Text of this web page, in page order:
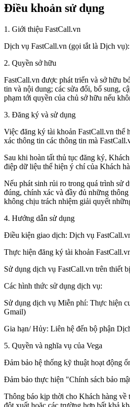
Điều khoản sử dụng
1. Giới thiệu FastCall.vn
Dịch vụ FastCall.vn (gọi tắt là Dịch
2. Quyền sở hữu
FastCall.vn được phát triển và sở hữu
tin và nội dung; các sửa đổi, bổ sung,
phạm tới quyền của chủ sở hữu nếu
3. Đăng ký và sử dụng
Việc đăng ký tài khoản FastCall.vn thể
xác thông tin các thông tin mà
Sau khi hoàn tất thủ tục đăng ký,
điệp dữ liệu thể hiện ý chí của Khách
Nếu phát sinh rủi ro trong quá trình sử
đúng, chính xác và đầy đủ những
không chịu trách nhiệm giải quyết
4. Hướng dẫn sử dụng
Điều kiện giao dịch: Dịch vụ
Thực hiện đăng ký tài khoản
Sử dụng dịch vụ FastCall.vn trên thiết
Các hình thức sử dụng dịch vụ:
Sử dụng dịch vụ Miễn phí: Thực hiện
Gmail)
Gia hạn/ Hủy: Liên hệ đến bộ phận
5. Quyền và nghĩa vụ của Vega
Đảm bảo hệ thống kỹ thuật hoạt động
Đảm bảo thực hiện "Chính sách bảo
Thông báo kịp thời cho Khách hàng về
đột xuất hoặc các trường hợp bất khả